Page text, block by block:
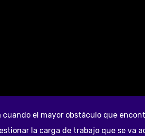
el mayor obstáculo que
la carga de trabajo que se va